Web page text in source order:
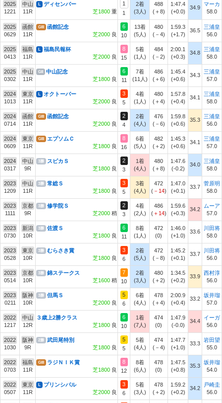
2025
1221
中山
11R
L
ディセンバー
芝1800 重
1
1
2着
(3人)
488
(＋8)
1:47.4
(+0.0)
34.9
マーカ
58.0
2025
0629
函館
11R
GIII
函館記念
芝2000 良
6
10
13着
(5人)
480
(－4)
1:59.3
(+1.7)
36.5
三浦皇
56.0
2025
0413
福島
11R
L
福島民報杯
芝2000 良
8
15
5着
(1人)
484
(－2)
2:00.1
(+0.3)
34.8
三浦皇
58.0
2025
0302
中山
11R
GII
中山記念
芝1800 良
6
11
7着
(11人)
486
(＋6)
1:45.4
(+0.6)
34.3
三浦皇
57.0
2024
1013
東京
11R
L
オクトーバー
芝2000 良
3
5
4着
(1人)
480
(＋4)
1:57.8
(+0.4)
34.1
三浦皇
58.0
2024
0714
函館
11R
GIII
函館記念
芝2000 良
2
4
2着
(4人)
476
(－6)
1:59.8
(+0.6)
35.3
三浦皇
56.0
2024
0609
東京
11R
GIII
エプソムＣ
芝1800 良
8
16
6着
(5人)
482
(＋2)
1:45.3
(+0.6)
34.1
三浦皇
57.0
2024
0317
中山
9R
3勝
スピカＳ
芝1800 良
2
3
1着
(4人)
480
(＋8)
1:47.6
(-0.2)
34.0
三浦皇
58.0
2023
1209
中山
11R
3勝
常総Ｓ
芝1800 良
3
5
3着
(4人)
472
(－14)
1:47.0
(+0.1)
33.7
菅原明
58.0
2023
1111
京都
9R
3勝
修学院Ｓ
芝2000 稍
2
3
4着
(2人)
486
(＋14)
1:59.6
(+0.3)
34.2
ムーア
57.0
2023
0730
新潟
10R
3勝
佐渡Ｓ
芝1800 良
6
11
8着
(1人)
472
(0)
1:46.0
(+1.0)
33.6
川田将
58.0
2023
0528
東京
10R
3勝
むらさき賞
芝1800 良
3
6
2着
(5人)
472
(－8)
1:45.2
(+0.1)
33.7
川田将
56.0
2023
0514
京都
10R
3勝
錦ステークス
芝1600 稍
7
10
2着
(3人)
480
(＋2)
1:34.5
(+0.2)
33.9
西村淳
56.0
2023
0211
阪神
10R
3勝
但馬Ｓ
芝2000 良
5
6
6着
(4人)
478
(＋4)
2:00.9
(+0.4)
33.2
坂井瑠
57.0
2022
1217
中山
12R
３歳上2勝クラス
芝1800 良
6
10
1着
(7人)
474
(0)
1:47.9
(-0.0)
34.4
イーガ
56.0
2022
1030
阪神
9R
2勝
武田尾特別
芝1800 良
5
5
5着
(4人)
474
(－4)
1:47.7
(+1.0)
33.3
岩田望
55.0
2022
0703
福島
11R
GIII
ラジＮＩＫ賞
芝1800 良
8
12
8着
(6人)
478
(0)
1:47.5
(+0.8)
35.3
坂井瑠
54.0
2022
0507
東京
11R
L
プリンシパル
芝2000 良
3
6
5着
(3人)
478
(＋2)
1:59.2
(+0.2)
34.2
戸崎圭
56.0